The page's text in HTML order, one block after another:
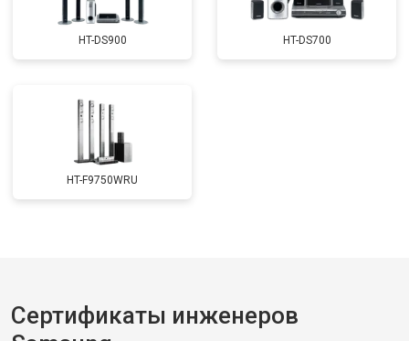
HT-DS900 HT-DS700
HT-F9750WRU
Сертификаты инженеров